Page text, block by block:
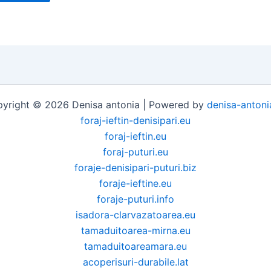
© 2026 Denisa antonia | Powered by denisa-
foraj-ieftin-denisipari.eu
foraj-ieftin.eu
foraj-puturi.eu
foraje-denisipari-puturi.biz
foraje-ieftine.eu
foraje-puturi.info
isadora-clarvazatoarea.eu
tamaduitoarea-mirna.eu
tamaduitoareamara.eu
acoperisuri-durabile.lat